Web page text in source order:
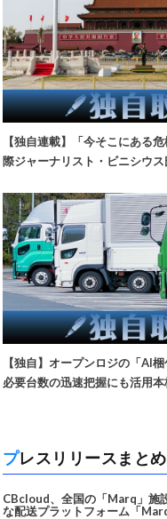
【独自連載】「今そこにある
際ジャーナリスト・ビニシウス
【独自】オープンロジの「AI
必要台数の迅速把握にも活用本
プレスリリースまと
CBcloud、全国の「Marq」施
な配送プラットフォーム「